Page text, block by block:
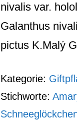
nivalis var.
Galanthus
pictus K.Malý
Kategorie:
Stichworte: